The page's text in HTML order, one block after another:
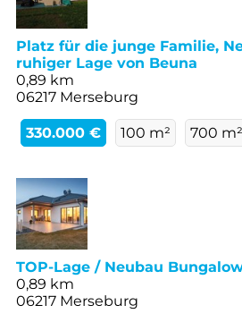
Platz für die junge Familie,
ruhiger Lage von Beuna
0,89 km
06217 Merseburg
330.000 € 100 m² 700 m²
TOP-Lage / Neubau
0,89 km
06217 Merseburg